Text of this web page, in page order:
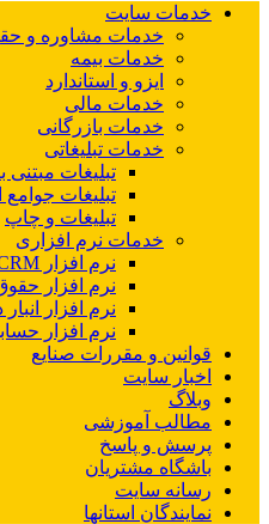
خدمات سایت
خدمات مشاوره و
خدمات بیمه
ایزو و استاندارد
خدمات مالی
خدمات بازرگانی
خدمات تبلیغاتی
تبلیغات مبتنی
تبلیغات
تبلیغات و چاپ
خدمات نرم افزاری
نرم افزار CRM
نرم افزار
نرم افزار
نرم افزار
قوانین و مقررات صنایع
اخبار سایت
وبلاگ
مطالب آموزشی
پرسش و پاسخ
باشگاه مشتریان
رسانه سایت
نمایندگان استانها